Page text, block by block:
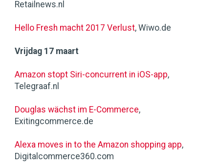
Retailnews.nl
Hello Fresh macht 2017 Verlust, Wiwo.de
Vrijdag 17 maart
Amazon stopt Siri-concurrent in iOS-app,
Telegraaf.nl
Douglas wächst im E-Commerce,
Exitingcommerce.de
Alexa moves in to the Amazon shopping app,
Digitalcommerce360.com